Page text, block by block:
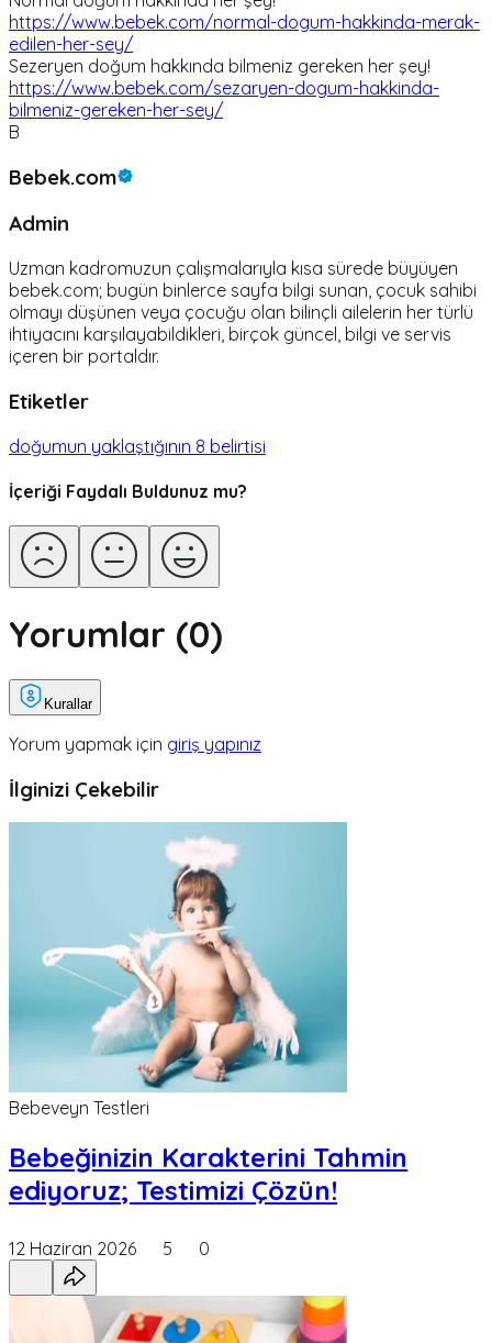
https://www.bebek.com/normal-dogum-hakkinda-merak-
edilen-her-sey/
Sezeryen doğum hakkında bilmeniz gereken her şey!
https://www.bebek.com/sezaryen-dogum-hakkinda-
bilmeniz-gereken-her-sey/
B
Bebek.com
Admin
Uzman kadromuzun çalışmalarıyla kısa sürede büyüyen
bebek.com; bugün binlerce sayfa bilgi sunan, çocuk sahibi
olmayı düşünen veya çocuğu olan bilinçli ailelerin her türlü
ihtiyacını karşılayabildikleri, birçok güncel, bilgi ve servis
içeren bir portaldır.
Etiketler
doğumun yaklaştığının 8 belirtisi
İçeriği Faydalı Buldunuz mu?
Yorumlar (0)
Kurallar
Yorum yapmak için giriş yapınız
İlginizi Çekebilir
Bebeveyn Testleri
Bebeğinizin Karakterini Tahmin
ediyoruz; Testimizi Çözün!
12 Haziran 2026 5 0